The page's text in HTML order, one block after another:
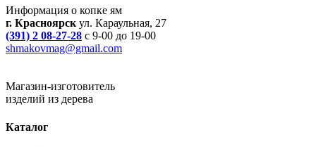
Информация о копке ям
г. Красноярскул. Караульная, 27
(391) 2 08-27-28 с 9-00 до 19-00
shmakovmag@gmail.com
Магазин-изготовитель
изделий из дерева
Каталог